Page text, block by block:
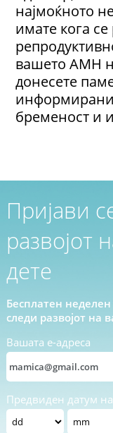
најмоќното
имате кога
вашето AMH
донесете
информирани
бременост и
Пријави
развојот
дете
Бесплатен неделен
следи развојот на
Вашата е-адреса
Предвиден датум